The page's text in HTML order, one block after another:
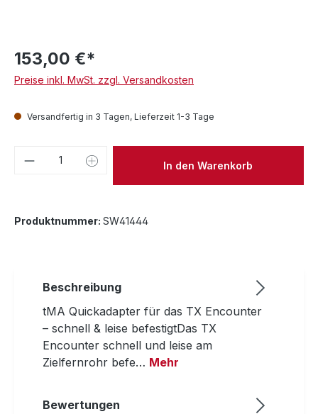
153,00 €*
Preise inkl. MwSt. zzgl. Versandkosten
Versandfertig in 3 Tagen, Lieferzeit 1-3 Tage
Produkt Anzahl: Gib denIn den Warenkorb
Produktnummer: SW41444
Beschreibung
tMA Quickadapter für das TX Encounter
– schnell & leise befestigtDas TX
Encounter schnell und leise am
Zielfernrohr befe… Mehr
Bewertungen